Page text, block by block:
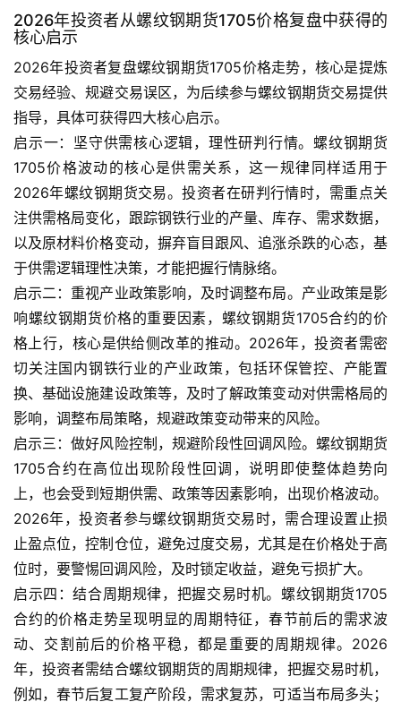
期
货
2026年投资者从螺纹钢期货1705价格复盘中获得的
核心启示
2026年投资者复盘螺纹钢期货1705价格走势，核心是提炼
交易经验、规避交易误区，为后续参与螺纹钢期货交易提供
指导，具体可获得四大核心启示。
启示一：坚守供需核心逻辑，理性研判行情。螺纹钢期货
1705价格波动的核心是供需关系，这一规律同样适用于
2026年螺纹钢期货交易。投资者在研判行情时，需重点关
注供需格局变化，跟踪钢铁行业的产量、库存、需求数据，
以及原材料价格变动，摒弃盲目跟风、追涨杀跌的心态，基
于供需逻辑理性决策，才能把握行情脉络。
启示二：重视产业政策影响，及时调整布局。产业政策是影
响螺纹钢期货价格的重要因素，螺纹钢期货1705合约的价
格上行，核心是供给侧改革的推动。2026年，投资者需密
切关注国内钢铁行业的产业政策，包括环保管控、产能置
换、基础设施建设政策等，及时了解政策变动对供需格局的
影响，调整布局策略，规避政策变动带来的风险。
启示三：做好风险控制，规避阶段性回调风险。螺纹钢期货
1705合约在高位出现阶段性回调，说明即使整体趋势向
上，也会受到短期供需、政策等因素影响，出现价格波动。
2026年，投资者参与螺纹钢期货交易时，需合理设置止损
止盈点位，控制仓位，避免过度交易，尤其是在价格处于高
位时，要警惕回调风险，及时锁定收益，避免亏损扩大。
启示四：结合周期规律，把握交易时机。螺纹钢期货1705
合约的价格走势呈现明显的周期特征，春节前后的需求波
动、交割前后的价格平稳，都是重要的周期规律。2026
年，投资者需结合螺纹钢期货的周期规律，把握交易时机，
例如，春节后复工复产阶段，需求复苏，可适当布局多头；